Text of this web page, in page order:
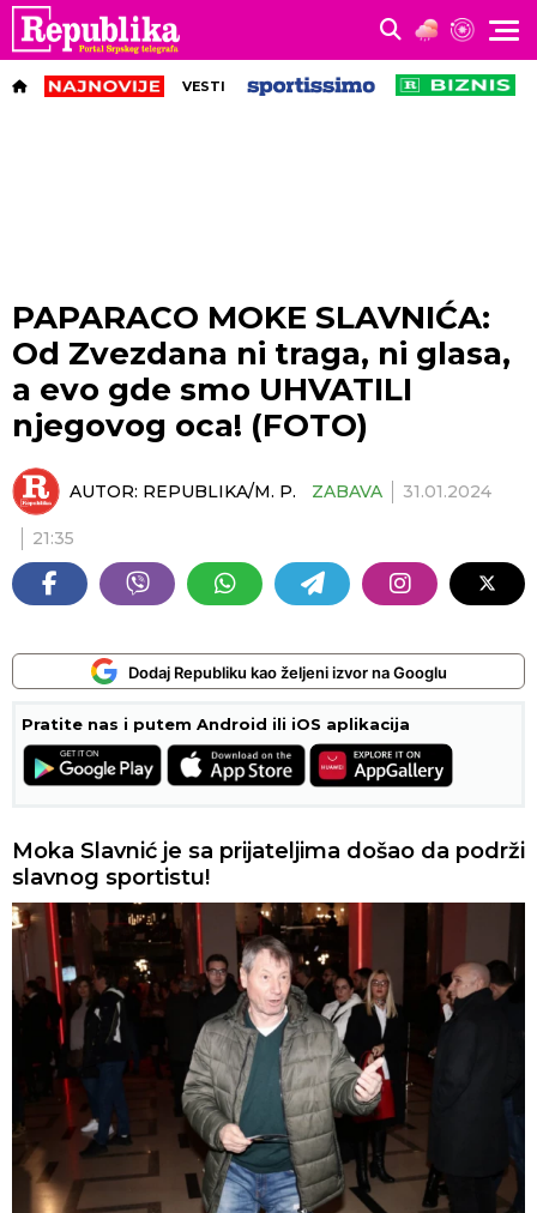
VESTI
PAPARACO MOKE SLAVNIĆA:
Od Zvezdana ni traga, ni glasa,
a evo gde smo UHVATILI
njegovog oca! (FOTO)
AUTOR: REPUBLIKA/M. P. ZABAVA 31.01.2024
21:35
Dodaj Republiku kao željeni izvor na Googlu
Pratite nas i putem Android ili iOS aplikacija
Moka Slavnić je sa prijateljima došao da podrži
slavnog sportistu!